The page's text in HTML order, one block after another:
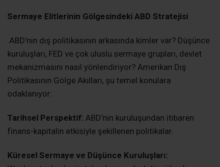
Sermaye Elitlerinin Gölgesindeki ABD Stratejisi
ABD’nin dış politikasının arkasında kimler var? Düşünce
kuruluşları, FED ve çok uluslu sermaye grupları, devlet
mekanizmasını nasıl yönlendiriyor? Amerikan Dış
Politikasının Gölge Akılları, şu temel konulara
odaklanıyor:
Tarihsel Perspektif: ABD’nin kuruluşundan itibaren
finans-kapitalin etkisiyle şekillenen politikalar.
Küresel Sermaye ve Düşünce Kuruluşları: